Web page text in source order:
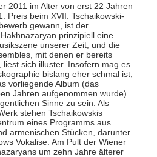
2011 im Alter von erst 22 Jahren
Preis beim XVII. Tschaikowski-
gewann, ist der
prinzipiell eine
unserer Zeit, und die
mit denen er bereits
sich illuster. Insofern mag es
bislang eher schmal ist,
vorliegende Album (das
Jahren aufgenommen wurde)
Sinne zu sein. Als
stehen Tschaikowskis
eines Programms aus
armenischen Stücken, darunter
Vokalise. Am Pult der Wiener
um zehn Jahre älterer